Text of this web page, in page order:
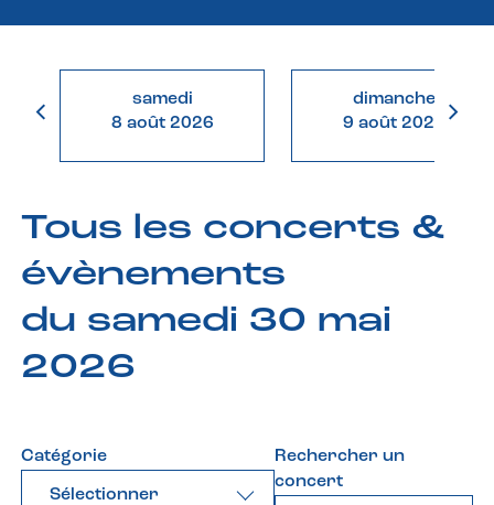
samedi
8 août 2026
dimanche
9 août 2026
Tous les concerts &
évènements
du samedi 30 mai
2026
Catégorie
Sélectionner
Rechercher un
concert